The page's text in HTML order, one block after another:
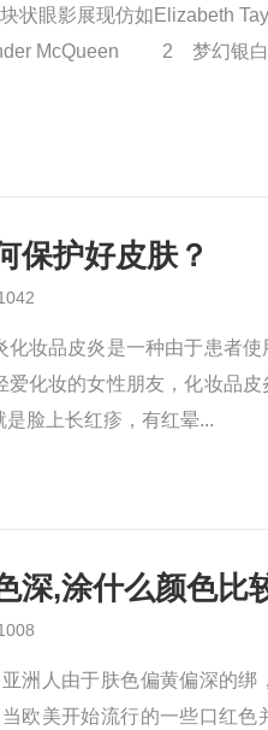
状眼影展现仿如Elizabeth
McQueen 2 梦幻银
保护好皮肤？
化妆品皮炎是一种由于患者
爱化妆的女性朋友，化妆品
脸上长红疹，有红晕...
深,涂什么颜色比
亚洲人由于肤色偏黄偏深的绑
当欧美开始流行的一些口红色